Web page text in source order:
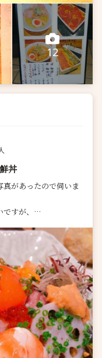
12
丼
があったので伺いま
すが、